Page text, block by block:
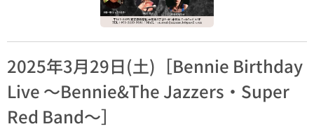
2025年3月29日(土)［Bennie Birthday
Live 〜Bennie&The Jazzers・Super
Red Band〜］